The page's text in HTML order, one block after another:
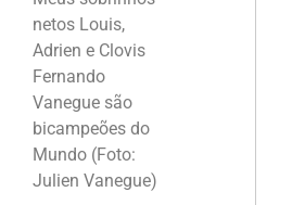
netos Louis,
Adrien e Clovis
Fernando
Vanegue são
bicampeões do
Mundo (Foto:
Julien Vanegue)